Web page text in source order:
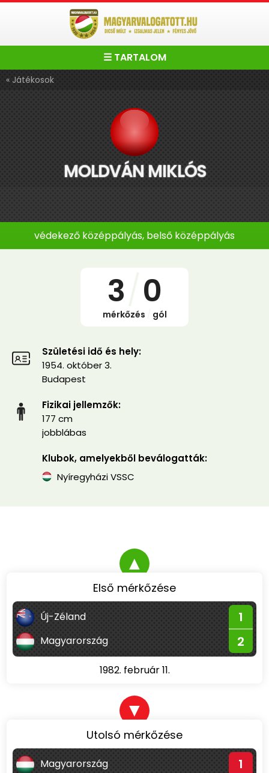
☰ TARTALOM
« Játékosok
MOLDVÁN MIKLÓS
védekező középpályás, belső középpályás
3 0
mérkőzés gól
Születési idő és hely:
1954. október 3.
Budapest
Fizikai jellemzők:
177 cm
jobblábas
Klubok, amelyekből beválogatták:
Nyíregyházi VSSC
▲
Első mérkőzése
Új-Zéland 1
Magyarország 2
1982. február 11.
▼
Utolsó mérkőzése
Magyarország 1